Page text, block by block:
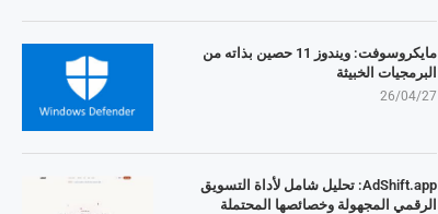
مايكروسوفت: ويندوز 11 حصين بذاته من
البرمجيات الخبيثة
26/04/27
AdShift.app: تحليل شامل لأداة التسويق
الرقمي المجهولة وخصائصها المحتملة